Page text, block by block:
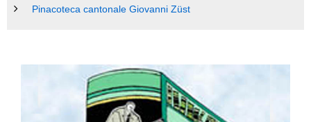
Pinacoteca cantonale Giovanni Züst